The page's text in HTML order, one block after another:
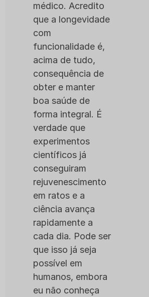
médico. Acredito
que a longevidade
com
funcionalidade é,
acima de tudo,
consequência de
obter e manter
boa saúde de
forma integral. É
verdade que
experimentos
científicos já
conseguiram
rejuvenescimento
em ratos e a
ciência avança
rapidamente a
cada dia. Pode ser
que isso já seja
possível em
humanos, embora
eu não conheça